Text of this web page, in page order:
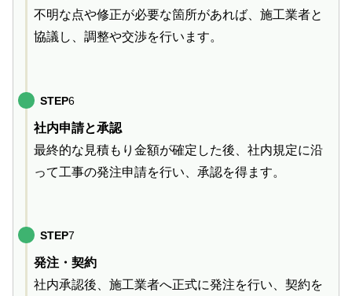
不明な点や修正が必要な箇所があれば、施工業者と
協議し、調整や交渉を行います。
STEP6
社内申請と承認
最終的な見積もり金額が確定した後、社内規定に沿
って工事の発注申請を行い、承認を得ます。
STEP7
発注・契約
社内承認後、施工業者へ正式に発注を行い、契約を